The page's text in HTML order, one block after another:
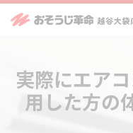
実際にエア
用した方の